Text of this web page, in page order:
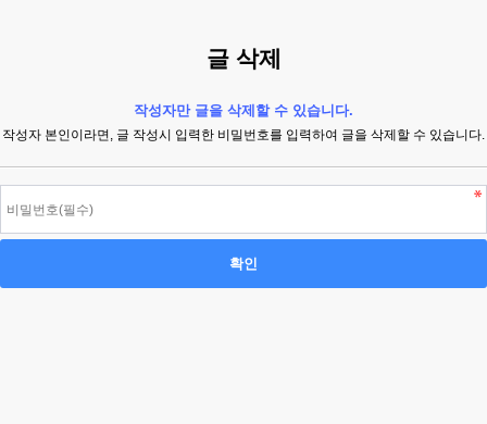
글 삭제
작성자만 글을 삭제할 수 있습니다.
작성자 본인이라면, 글 작성시 입력한 비밀번호를 입력하여 글을 삭제할 수 있습니다.